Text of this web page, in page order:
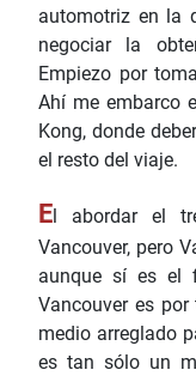
automotriz en la
negociar la
Empiezo por
Ahí me embarco
Kong, donde
el resto del viaje.
El abordar el
Vancouver, pero
aunque sí es el
Vancouver es
medio arreglado
es tan sólo un